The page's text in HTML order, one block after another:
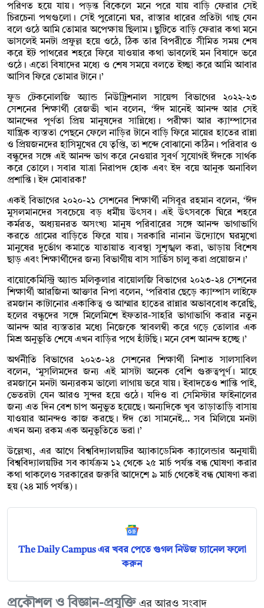
পরিণত হয়ে যায়। পড়ন্ত বিকেলে মনে পরে যায় বাড়ি ফেরার সেই
চিরচেনা পথগুলো। সেই পুরোনো ঘর, রাস্তার ধারের প্রতিটা গাছ যেন
বলে ওঠে আমি তোমার অপেক্ষায় ছিলাম। ছুটিতে বাড়ি ফেরার কথা মনে
ভাসলেই মনটা প্রফুল্ল হয়ে ওঠে, ঠিক তার বিপরীতে সীমিত সময় শেষ
করে ইট পাথরের শহরে ফিরে যাওয়ার কথা ভাবলেই মন বিষাদে ভরে
ওঠে। এতো বিষাদের মধ্যে ও শেষ সময়ে বলতে ইচ্ছা করে আমি আবার
আসিব ফিরে তোমার টানে।’
ফুড টেকনোলজি অ্যান্ড নিউট্রিশনাল সায়েন্স বিভাগের ২০২২-২৩
সেশনের শিক্ষার্থী রেজভী খান বলেন, ‘ঈদ মানেই আনন্দ আর সেই
আনন্দের পূর্ণতা প্রিয় মানুষদের সান্নিধ্যে। পরীক্ষা আর ক্যাম্পাসের
যান্ত্রিক ব্যস্ততা পেছনে ফেলে নাড়ির টানে বাড়ি ফিরে মায়ের হাতের রান্না
ও প্রিয়জনদের হাসিমুখের যে তৃপ্তি, তা শব্দে বোঝানো কঠিন। পরিবার ও
বন্ধুদের সঙ্গে এই আনন্দ ভাগ করে নেওয়ার সুবর্ণ সুযোগই ঈদকে সার্থক
করে তোলে। সবার যাত্রা নিরাপদ হোক এবং ইদ বয়ে আনুক অনাবিল
প্রশান্তি। ইদ মোবারক!’
একই বিভাগের ২০২০-২১ সেশনের শিক্ষার্থী নসিবুর রহমান বলেন, ‘ঈদ
মুসলমানদের সবচেয়ে বড় ধর্মীয় উৎসব। এই উৎসবকে ঘিরে শহরে
কর্মরত, অধ্যয়নরত অসংখ্য মানুষ পরিবারের সঙ্গে আনন্দ ভাগাভাগি
করতে গ্রামের বাড়িতে ফিরে যায়। সরকারি নানান উদ্যোগে ঘরমুখো
মানুষের দুর্ভোগ কমাতে যাতায়াত ব্যবস্থা সুশৃঙ্খল করা, ভাড়ায় বিশেষ
ছাড় এবং শিক্ষার্থীদের জন্য বিভাগীয় বাস সার্ভিস চালু করা প্রয়োজন।’
বায়োকেমিস্ট্রি অ্যান্ড মলিকুলার বায়োলজি বিভাগের ২০২৩-২৪ সেশনের
শিক্ষার্থী আরজিনা আক্তার নিপা বলেন, ‘পরিবার ছেড়ে ক্যাম্পাস লাইফে
রমজান কাটানোর একাকিত্ব ও আম্মার হাতের রান্নার অভাববোধ করেছি,
হলের বন্ধুদের সঙ্গে মিলেমিশে ইফতার-সাহরি ভাগাভাগি করার নতুন
আনন্দ আর ব্যস্ততার মধ্যে নিজেকে স্বাবলম্বী করে গড়ে তোলার এক
মিশ্র অনুভূতি শেষে এখন বাড়ির পথে হাঁটছি। মনে বেশ আনন্দ হচ্ছে।’
অর্থনীতি বিভাগের ২০২৩-২৪ সেশনের শিক্ষার্থী নিশাত সালসাবিল
বলেন, ‘মুসলিমদের জন্য এই মাসটা অনেক বেশি গুরুত্বপূর্ণ। মাহে
রমজানে মনটা অন্যরকম ভালো লাগায় ভরে যায়। ইবাদতেও শান্তি পাই,
ভেতরটা যেন আরও সুন্দর হয়ে ওঠে। যদিও বা সেমিস্টার ফাইনালের
জন্য এত দিন বেশ চাপ অনুভুত হয়েছে। অন্যদিকে খুব তাড়াতাড়ি বাসায়
যাওয়ার আনন্দও কাজ করছে। ঈদ তো সামনেই… সব মিলিয়ে মনটা
এখন অন্য রকম এক অনুভূতিতে ভরা।’
উল্লেখ্য, এর আগে বিশ্ববিদ্যালয়টির অ্যাকাডেমিক ক্যালেন্ডার অনুযায়ী
বিশ্ববিদ্যালয়টির সব কার্যক্রম ১২ থেকে ২৫ মার্চ পর্যন্ত বন্ধ ঘোষণা করার
কথা থাকলেও সরকারের জরুরি আদেশে ৯ মার্চ থেকেই বন্ধ ঘোষণা করা
হয় (২৪ মার্চ পর্যন্ত)।
The Daily Campus এর খবর পেতে গুগল নিউজ চ্যানেল ফলো
করুন
প্রকৌশল ও বিজ্ঞান-প্রযুক্তি এর আরও সংবাদ